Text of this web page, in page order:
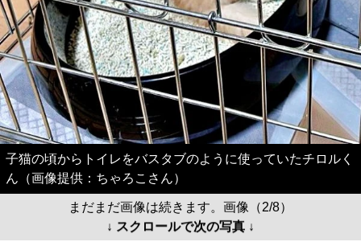
子猫の頃からトイレをバスタブのように使っていたチロルく
ん（画像提供：ちゃろこさん）
まだまだ画像は続きます。画像（2/8）
↓ スクロールで次の写真 ↓